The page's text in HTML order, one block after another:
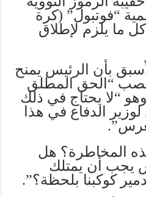
“فوتبول” (كرة
ما يلزم لإطلاق
بأن الرئيس يمنح
“الحق المطلق
“لا يحتاج في ذلك
الدفاع في هذا
المخاطرة؟ هل
يجب أن يمتلك
كوكبنا بلحظة؟”.